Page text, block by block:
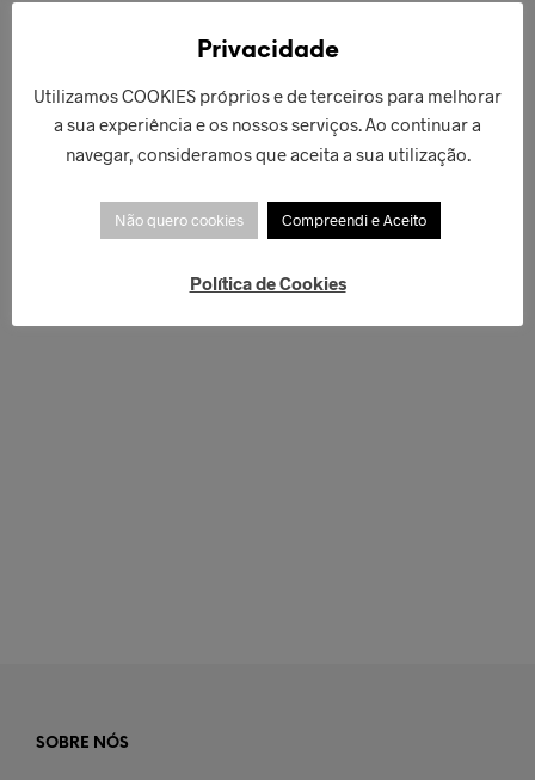
SOBRE NÓS
Privacidade
Utilizamos COOKIES próprios e de terceiros para melhorar
a sua experiência e os nossos serviços. Ao continuar a
navegar, consideramos que aceita a sua utilização.
Não quero cookies Compreendi e Aceito
Política de Cookies